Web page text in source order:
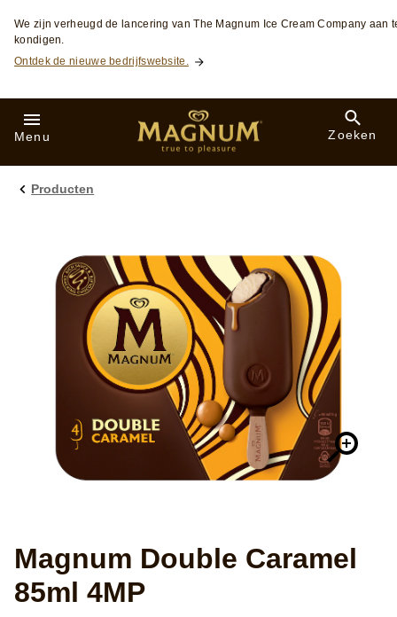
Skip to:
We zijn verheugd de lancering van The Magnum Ice Cream Company aan
kondigen.
Ontdek de nieuwe bedrijfswebsite.
Menu Zoeken
Producten
Magnum Double Caramel
85ml 4MP